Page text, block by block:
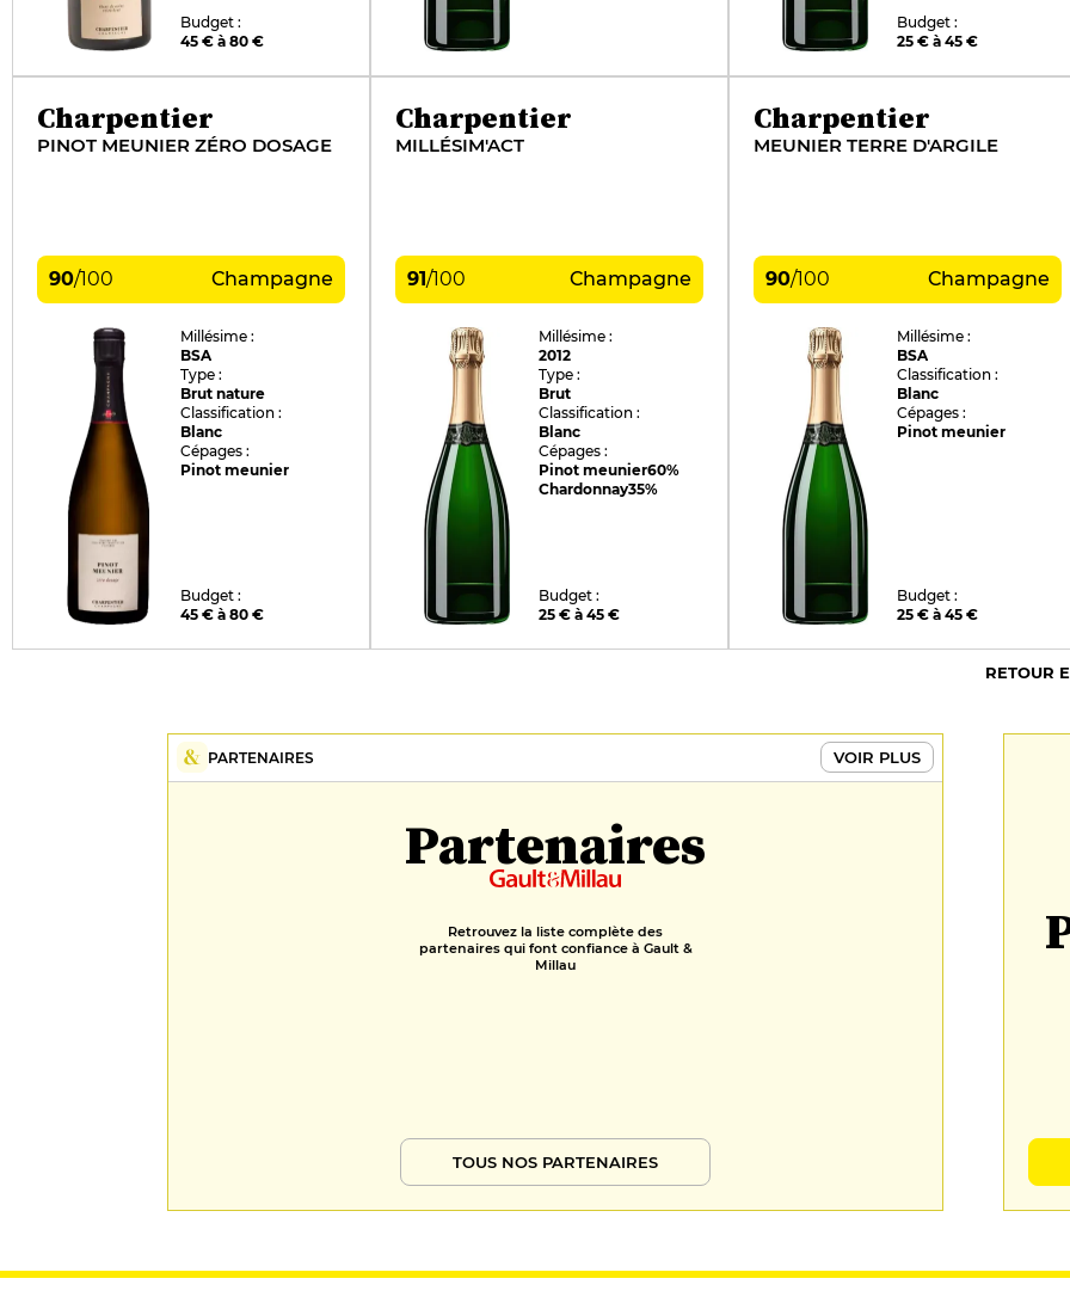
Budget :
45 € à 80 €
Budget :
25 € à 45 €
Charpentier
PINOT MEUNIER ZÉRO DOSAGE
90/100 Champagne
Millésime :
BSA
Type :
Brut nature
Classification :
Blanc
Cépages :
Pinot meunier
Budget :
45 € à 80 €
Charpentier
MILLÉSIM'ACT
91/100 Champagne
Millésime :
2012
Type :
Brut
Classification :
Blanc
Cépages :
Pinot meunier60%
Chardonnay35%
Budget :
25 € à 45 €
Charpentier
MEUNIER TERRE D'ARGILE
90/100 Champagne
Millésime :
BSA
Classification :
Blanc
Cépages :
Pinot meunier
Budget :
25 € à 45 €
RETOUR
PARTENAIRES VOIR PLUS
Partenaires
Retrouvez la liste complète des
partenaires qui font confiance à Gault &
Millau
TOUS NOS PARTENAIRES